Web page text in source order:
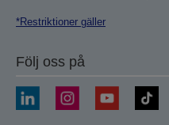
*Restriktioner gäller
Följ oss på